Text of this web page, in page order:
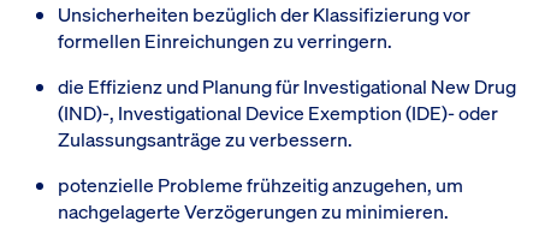
Unsicherheiten bezüglich der Klassifizierung vor
formellen Einreichungen zu verringern.
die Effizienz und Planung für Investigational New Drug
(IND)-, Investigational Device Exemption (IDE)- oder
Zulassungsanträge zu verbessern.
potenzielle Probleme frühzeitig anzugehen, um
nachgelagerte Verzögerungen zu minimieren.